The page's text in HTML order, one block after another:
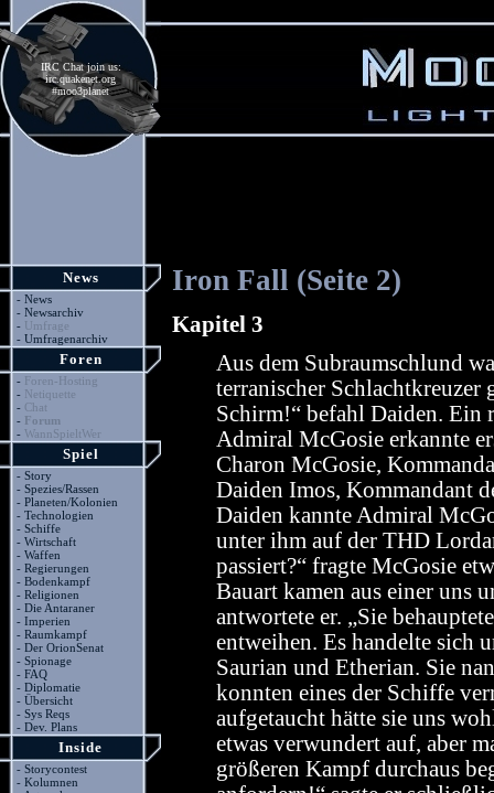
IRC Chat join us:
irc.quakenet.org
#moo3planet
News
- News
- Newsarchiv
- Umfrage
- Umfragenarchiv
Foren
- Foren-Hosting
- Netiquette
- Chat
- Forum
- WannSpieltWer
Spiel
- Story
- Spezies/Rassen
- Planeten/Kolonien
- Technologien
- Schiffe
- Wirtschaft
- Waffen
- Regierungen
- Bodenkampf
- Religionen
- Die Antaraner
- Imperien
- Raumkampf
- Der OrionSenat
- Spionage
- FAQ
- Diplomatie
- Übersicht
- Sys Reqs
- Dev. Plans
Inside
- Storycontest
- Kolumnen
Iron Fall (Seite 2)
Kapitel 3
Aus dem Subraumschlund
terranischer Schlachtkreuzer
Schirm!“ befahl Daiden. Ein
Admiral McGosie erkannte
Charon McGosie,
Daiden Imos, Kommandant
Daiden kannte Admiral
unter ihm auf der THD
passiert?“ fragte McGosie
Bauart kamen aus einer uns
antwortete er. „Sie
entweihen. Es handelte sich
Saurian und Etherian. Sie
konnten eines der Schiffe
aufgetaucht hätte sie uns
etwas verwundert auf, aber
größeren Kampf durchaus